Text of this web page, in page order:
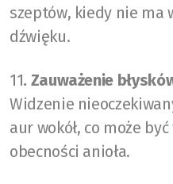
szeptów, kiedy nie ma
dźwięku.
11. Zauważenie
Widzenie
aur wokół, co może
obecności anioła.